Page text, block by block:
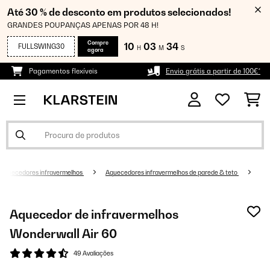
Até 30 % de desconto em produtos selecionados!
GRANDES POUPANÇAS APENAS POR 48 H!
FULLSWING30
Compre
agora
10 H 03 M 34 S
Pagamentos flexíveis Envio grátis a partir de 100€*
Aquecedores infravermelhos Aquecedores infravermelhos de parede & teto
Aquecedor de infravermelhos
Wonderwall Air 60
49 Avaliações